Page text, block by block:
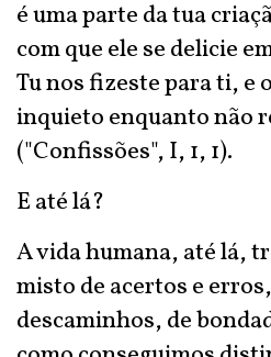
é uma parte da tua
com que ele se delicie
Tu nos fizeste para ti, e
inquieto enquanto não
("Confissões", I, 1, 1).
E até lá?
A vida humana, até lá,
misto de acertos e
descaminhos, de